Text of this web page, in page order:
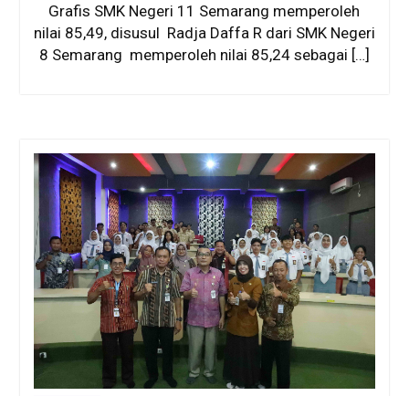
Grafis SMK Negeri 11 Semarang memperoleh
nilai 85,49, disusul Radja Daffa R dari SMK Negeri
8 Semarang memperoleh nilai 85,24 sebagai […]